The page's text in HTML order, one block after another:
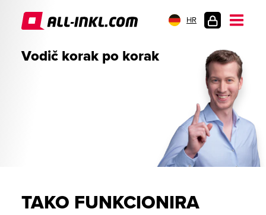
HR
Vodič korak po korak
TAKO FUNKCIONIRA